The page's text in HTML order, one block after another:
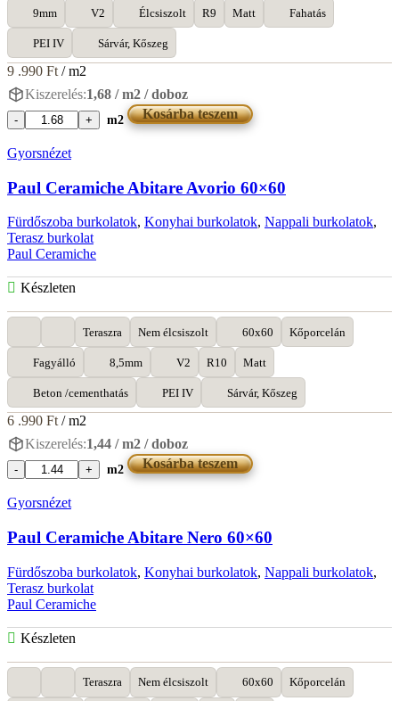
9mm V2 Élcsiszolt R9 Matt Fahatás
PEI IV Sárvár, Kőszeg
9 .990 Ft / m2
Kiszerelés:1,68 / m2 / doboz
Navarti
Haya
mennyiség
m2 Kosárba teszem
Gyorsnézet
Paul Ceramiche Abitare Avorio 60×60
Fürdőszoba burkolatok, Konyhai burkolatok, Nappali burkolatok,
Terasz burkolat
Paul Ceramiche
Készleten
Teraszra Nem élcsiszolt 60x60 Kőporcelán
Fagyálló 8,5mm V2 R10 Matt
Beton /cementhatás PEI IV Sárvár, Kőszeg
6 .990 Ft/ m2
Kiszerelés:1,44 / m2 / doboz
Paul
Abitare
60x60
m2 Kosárba teszem
Gyorsnézet
Paul Ceramiche Abitare Nero 60×60
Fürdőszoba burkolatok, Konyhai burkolatok, Nappali burkolatok,
Terasz burkolat
Paul Ceramiche
Készleten
Teraszra Nem élcsiszolt 60x60 Kőporcelán